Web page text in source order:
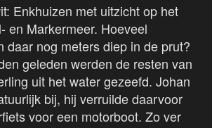
Enkhuizen met uitzicht op het
en Markermeer. Hoeveel
daar nog meters diep in de prut?
geleden werden de resten van
uit het water gezeefd. Johan
bij, hij verruilde daarvoor
voor een motorboot. Zo ver